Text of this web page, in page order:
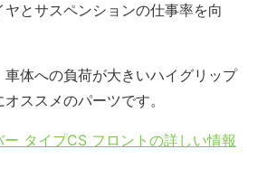
とサスペンションの仕事率を向
体への負荷が大きいハイグリップ
ススメのパーツです。
タイプCS フロントの詳しい情報